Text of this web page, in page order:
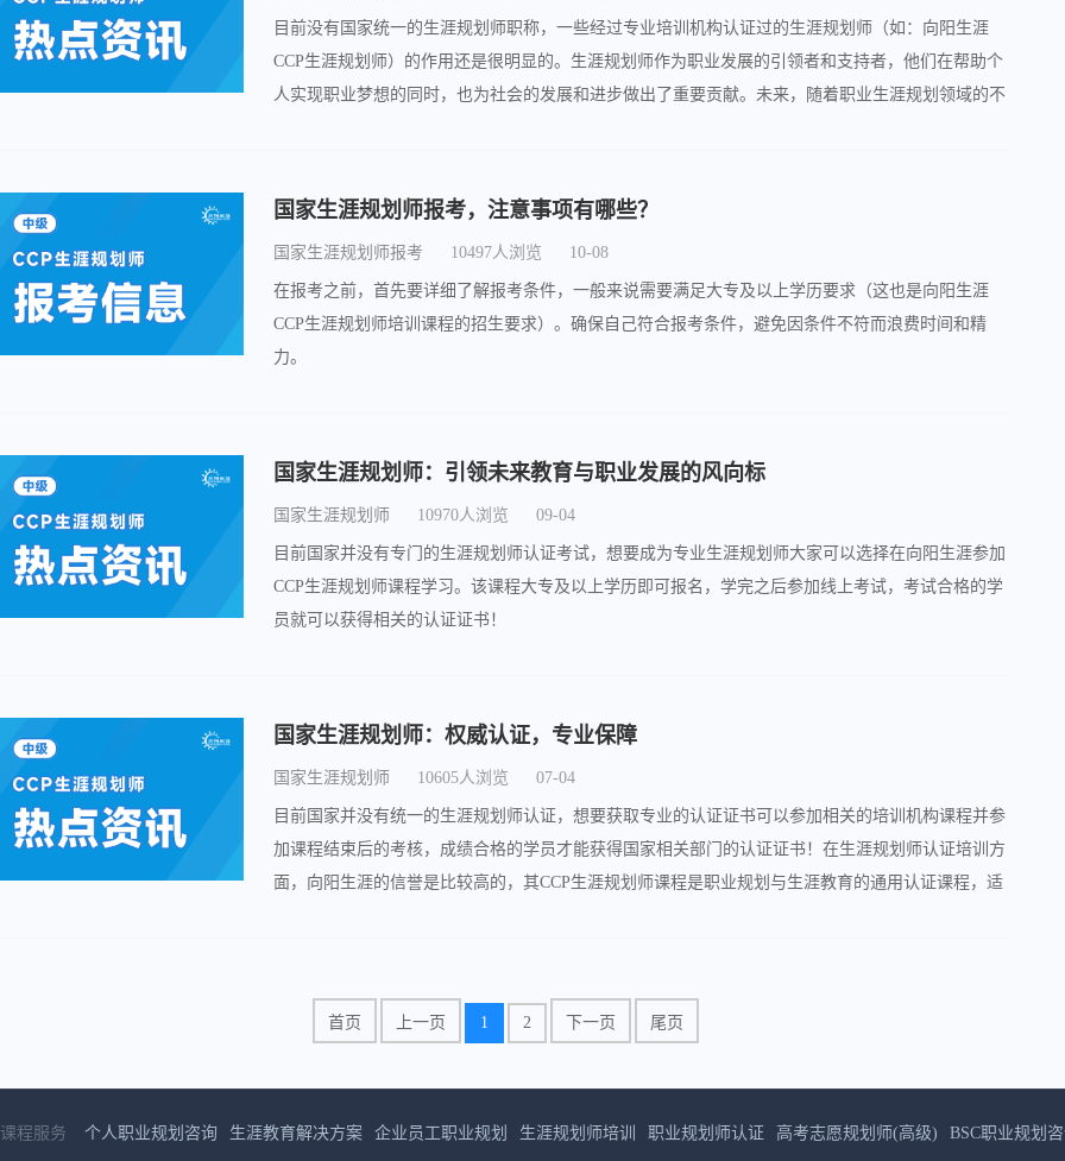
目前没有国家统一的生涯规划师职称，一些经过专业培训机构认证过的生涯规划师（如：向阳生涯
CCP生涯规划师）的作用还是很明显的。生涯规划师作为职业发展的引领者和支持者，他们在帮助个
人实现职业梦想的同时，也为社会的发展和进步做出了重要贡献。未来，随着职业生涯规划领域的不
国家生涯规划师报考，注意事项有哪些？
国家生涯规划师报考 10497人浏览 10-08
在报考之前，首先要详细了解报考条件，一般来说需要满足大专及以上学历要求（这也是向阳生涯
CCP生涯规划师培训课程的招生要求）。确保自己符合报考条件，避免因条件不符而浪费时间和精
力。
国家生涯规划师：引领未来教育与职业发展的风向标
国家生涯规划师 10970人浏览 09-04
目前国家并没有专门的生涯规划师认证考试，想要成为专业生涯规划师大家可以选择在向阳生涯参加
CCP生涯规划师课程学习。该课程大专及以上学历即可报名，学完之后参加线上考试，考试合格的学
员就可以获得相关的认证证书！
国家生涯规划师：权威认证，专业保障
国家生涯规划师 10605人浏览 07-04
目前国家并没有统一的生涯规划师认证，想要获取专业的认证证书可以参加相关的培训机构课程并参
加课程结束后的考核，成绩合格的学员才能获得国家相关部门的认证证书！在生涯规划师认证培训方
面，向阳生涯的信誉是比较高的，其CCP生涯规划师课程是职业规划与生涯教育的通用认证课程，适
首页 上一页 1 2 下一页 尾页
课程服务 个人职业规划咨询 生涯教育解决方案 企业员工职业规划 生涯规划师培训 职业规划师认证 高考志愿规划师(高级) BSC职业规划